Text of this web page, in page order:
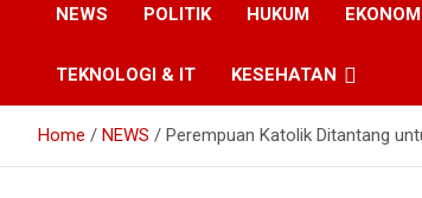
NEWS POLITIK HUKUM
TEKNOLOGI & IT KESEHATAN
Home NEWS Perempuan Katolik Ditantang